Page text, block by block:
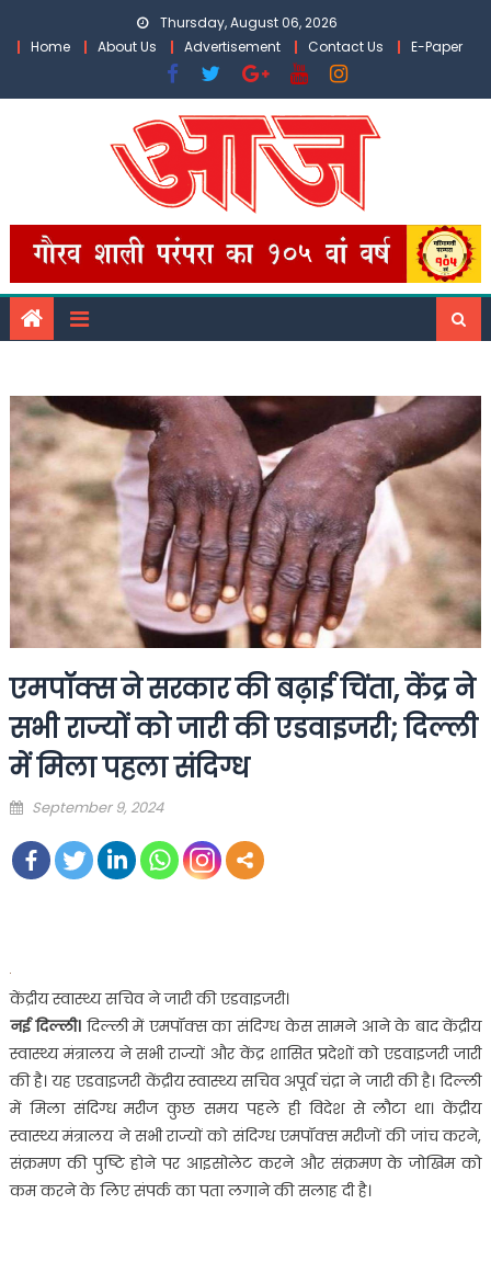
Thursday, August 06, 2026
Home
About Us Advertisement Contact Us E-Paper
एमपॉक्स ने सरकार की बढ़ाई चिंता, केंद्र ने
सभी राज्यों को जारी की एडवाइजरी; दिल्ली
में मिला पहला संदिग्ध
Posted
September 9, 2024
केंद्रीय स्वास्थ्य सचिव ने जारी की एडवाइजरी।
नई दिल्ली। दिल्ली में एमपॉक्स का संदिग्ध केस सामने आने के बाद केंद्रीय
स्वास्थ्य मंत्रालय ने सभी राज्यों और केंद्र शासित प्रदेशों को एडवाइजरी जारी
की है। यह एडवाइजरी केंद्रीय स्वास्थ्य सचिव अपूर्व चंद्रा ने जारी की है। दिल्ली
में मिला संदिग्ध मरीज कुछ समय पहले ही विदेश से लौटा था। केंद्रीय
स्वास्थ्य मंत्रालय ने सभी राज्यों को संदिग्ध एमपॉक्स मरीजों की जांच करने,
संक्रमण की पुष्टि होने पर आइसोलेट करने और संक्रमण के जोखिम को
कम करने के लिए संपर्क का पता लगाने की सलाह दी है।